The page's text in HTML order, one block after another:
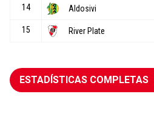
ESTADÍSTICAS COMPLETAS